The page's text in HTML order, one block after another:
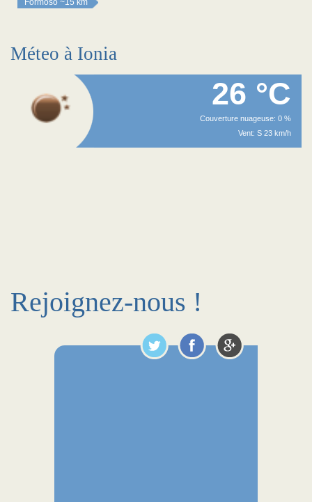
Formoso ~15 km
Méteo à Ionia
26 °C
Couverture nuageuse: 0 %
Vent: S 23 km/h
Rejoignez-nous !